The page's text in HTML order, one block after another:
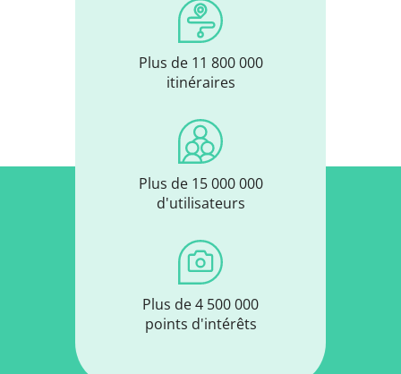
Plus de 11 800 000
itinéraires
Plus de 15 000 000
d'utilisateurs
Plus de 4 500 000
points d'intérêts